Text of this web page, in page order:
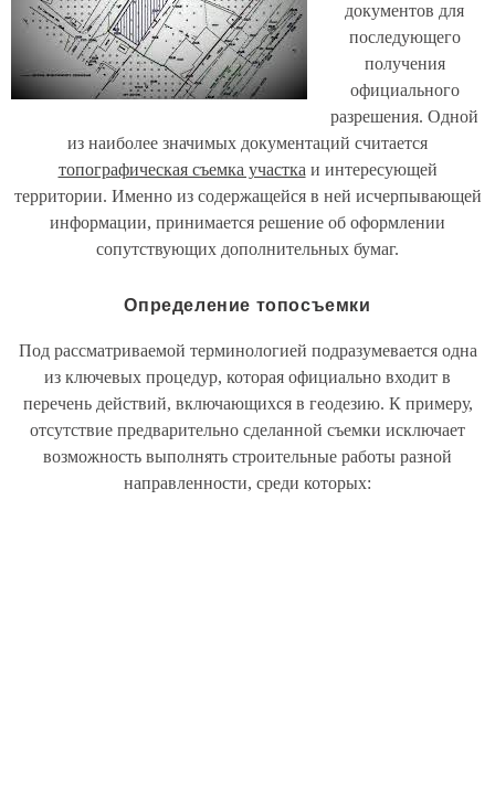
документов для
последующего
получения
официального
разрешения. Одной
из наиболее значимых документаций считается
топографическая съемка участка и интересующей
территории. Именно из содержащейся в ней исчерпывающей
информации, принимается решение об оформлении
сопутствующих дополнительных бумаг.
Определение топосъемки
Под рассматриваемой терминологией подразумевается одна
из ключевых процедур, которая официально входит в
перечень действий, включающихся в геодезию. К примеру,
отсутствие предварительно сделанной съемки исключает
возможность выполнять строительные работы разной
направленности, среди которых: